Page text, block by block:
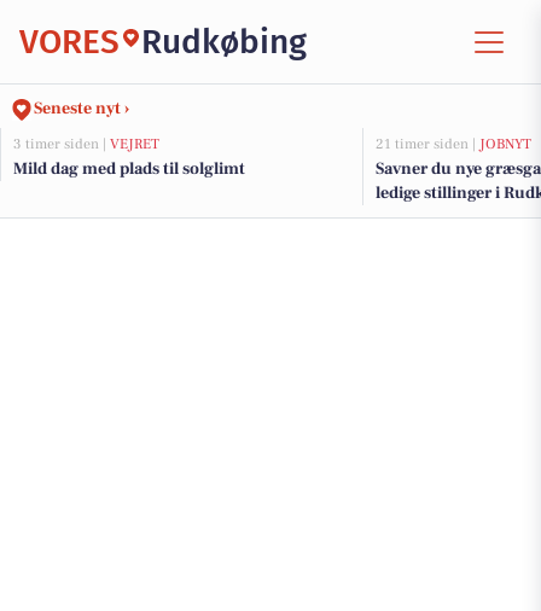
VORES Rudkøbing
Seneste nyt ›
3 timer siden | VEJRET
Mild dag med plads til solglimt
21 timer siden | JOBNYT
Savner du nye
ledige stillinger i